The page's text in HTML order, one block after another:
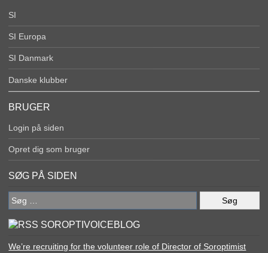
SI
SI Europa
SI Danmark
Danske klubber
BRUGER
Login på siden
Opret dig som bruger
SØG PÅ SIDEN
Søg
efter:
SOROPTIVOICEBLOG
We’re recruiting for the volunteer role of Director of Soroptimist